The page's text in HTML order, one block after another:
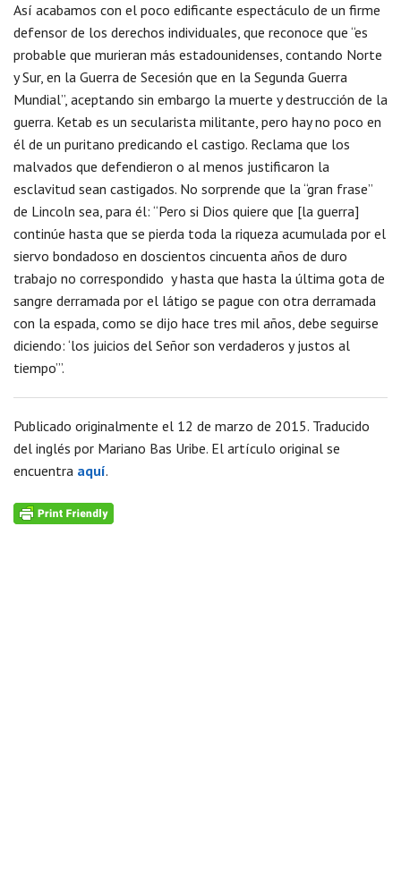
Así acabamos con el poco edificante espectáculo de un firme
defensor de los derechos individuales, que reconoce que “es
probable que murieran más estadounidenses, contando Norte
y Sur, en la Guerra de Secesión que en la Segunda Guerra
Mundial”, aceptando sin embargo la muerte y destrucción de la
guerra. Ketab es un secularista militante, pero hay no poco en
él de un puritano predicando el castigo. Reclama que los
malvados que defendieron o al menos justificaron la
esclavitud sean castigados. No sorprende que la “gran frase”
de Lincoln sea, para él: “Pero si Dios quiere que [la guerra]
continúe hasta que se pierda toda la riqueza acumulada por el
siervo bondadoso en doscientos cincuenta años de duro
trabajo no correspondido y hasta que hasta la última gota de
sangre derramada por el látigo se pague con otra derramada
con la espada, como se dijo hace tres mil años, debe seguirse
diciendo: ‘los juicios del Señor son verdaderos y justos al
tiempo’”.
Publicado originalmente el 12 de marzo de 2015. Traducido
del inglés por Mariano Bas Uribe. El artículo original se
encuentra aquí.